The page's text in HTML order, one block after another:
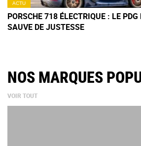
ACTU
PORSCHE 718 ÉLECTRIQUE : LE
SAUVE DE JUSTESSE
NOS MARQUES
VOIR TOUT